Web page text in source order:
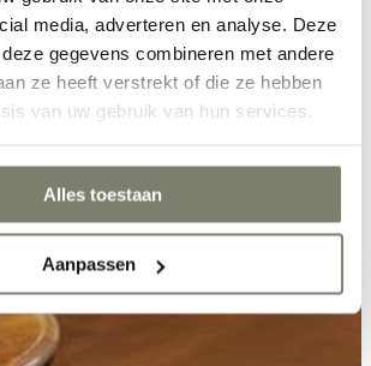
media, adverteren en analyse. Deze
gegevens combineren met andere
ze heeft verstrekt of die ze hebben
van uw gebruik van hun services.
Alles toestaan
Aanpassen